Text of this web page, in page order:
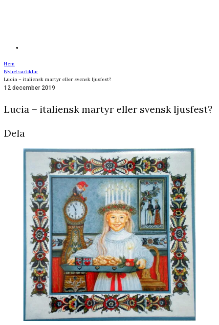
Hem
Nyhetsartiklar
Lucia – italiensk martyr eller svensk ljusfest?
12 december 2019
Lucia – italiensk martyr eller svensk ljusfest?
Dela